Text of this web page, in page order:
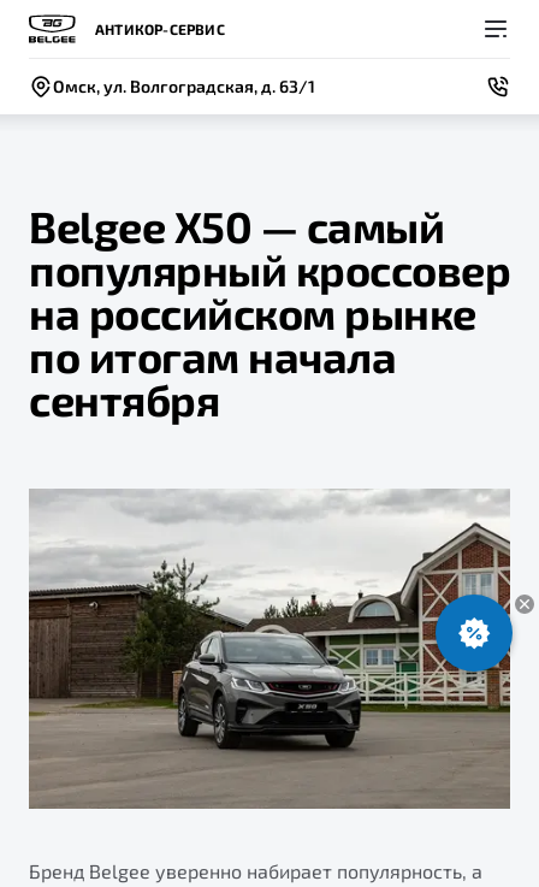
АНТИКОР-СЕРВИС
Омск, ул. Волгоградская, д. 63/1
Модели
Новый
X50+
Яркий кроссовер
от 2 219 990 ₽*
Обзор В наличии
S50
Покупателям
ВЫБОР И ПОКУПКА
Автомобили в наличии
Спецпредложения и Акции
ФИНАНСЫ И УСЛУГИ
Автокредит
Трейд-ин
Страхование
Расчет КАСКО
Владельцам
СЕРВИС
Записаться на сервис
Руководство по эксплуатации
Калькулятор ТО
ПОДДЕРЖКА
Гарантия Belgee
Клиентская поддержка
Помощь на дорогах
Belgee Клуб
Реферальная программа
О компании
СОБЫТИЯ
Новости
Контакты
О дилерском центре
Правовая информация
Belgee X50 — самый
популярный кроссовер
на российском рынке
по итогам начала
сентября
Бренд Belgee уверенно набирает популярность, а